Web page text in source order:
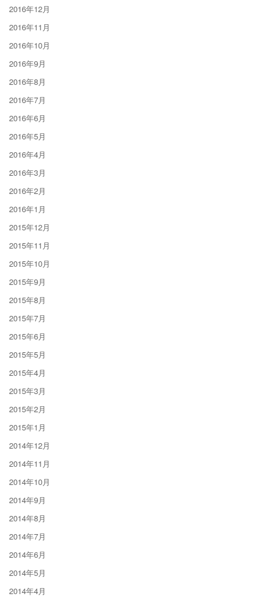
2016年12月
2016年11月
2016年10月
2016年9月
2016年8月
2016年7月
2016年6月
2016年5月
2016年4月
2016年3月
2016年2月
2016年1月
2015年12月
2015年11月
2015年10月
2015年9月
2015年8月
2015年7月
2015年6月
2015年5月
2015年4月
2015年3月
2015年2月
2015年1月
2014年12月
2014年11月
2014年10月
2014年9月
2014年8月
2014年7月
2014年6月
2014年5月
2014年4月